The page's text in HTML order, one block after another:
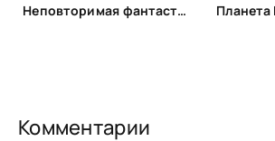
Неповторимая фантастика Anne Dar в аудио
Комментарии